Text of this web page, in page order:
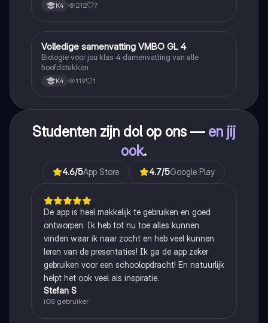
K4 212 7
Biologie
Volledige samenvatting VMBO GL 4
Biologie voor jou klas 4 damenvatting van alle
hoofdstukken
K4 119 1
Studenten zijn dol op ons — en jij
ook.
4.6/5App Store 4.7/5Google Play
De app is heel makkelijk te gebruiken en goed
ontworpen. Ik heb tot nu toe alles kunnen
vinden waar ik naar zocht en heb veel kunnen
leren van de presentaties! Ik ga de app zeker
gebruiken voor een schoolopdracht! En natuurlijk
helpt het ook veel als inspiratie.
Stefan S
iOS gebruiker